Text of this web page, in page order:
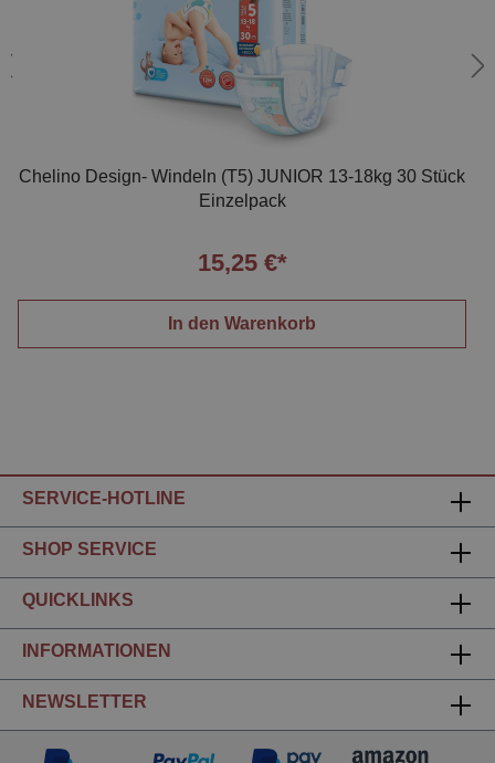
Chelino Design- Windeln (T5) JUNIOR 13-18kg 30 Stück
Einzelpack
15,25 €*
In den Warenkorb
SERVICE-HOTLINE
SHOP SERVICE
QUICKLINKS
INFORMATIONEN
NEWSLETTER